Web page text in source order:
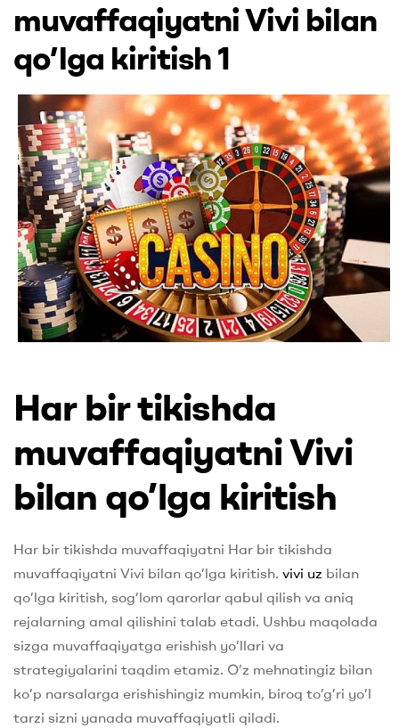
muvaffaqiyatni Vivi bilan
qo’lga kiritish 1
Har bir tikishda
muvaffaqiyatni Vivi
bilan qo’lga kiritish
Har bir tikishda muvaffaqiyatni Har bir tikishda
muvaffaqiyatni Vivi bilan qo’lga kiritish. vivi uz bilan
qo’lga kiritish, sog’lom qarorlar qabul qilish va aniq
rejalarning amal qilishini talab etadi. Ushbu maqolada
sizga muvaffaqiyatga erishish yo’llari va
strategiyalarini taqdim etamiz. O’z mehnatingiz bilan
ko’p narsalarga erishishingiz mumkin, biroq to’g’ri yo’l
tarzi sizni yanada muvaffaqiyatli qiladi.